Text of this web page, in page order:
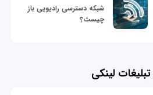
شبکه دسترسی رادیویی باز
چیست؟
تبلیغات لینکی